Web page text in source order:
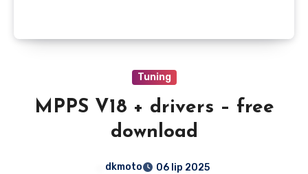
Tuning
MPPS V18 + drivers – free
download
dkmoto 06 lip 2025